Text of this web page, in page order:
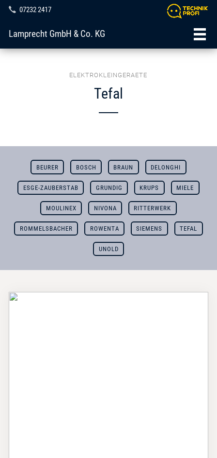
07232 2417
Lamprecht GmbH & Co. KG
ELEKTROKLEINGERAETE
Tefal
BEURER BOSCH BRAUN DELONGHI
ESGE-ZAUBERSTAB GRUNDIG KRUPS MIELE
MOULINEX NIVONA RITTERWERK
ROMMELSBACHER ROWENTA SIEMENS TEFAL
UNOLD